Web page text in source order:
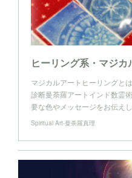
ヒーリング系・マジ
マジカルアートヒーリングと
診断曼荼羅アートインド数霊
要な色やメッセージをお伝え
Spiritual Art-曼荼羅真理